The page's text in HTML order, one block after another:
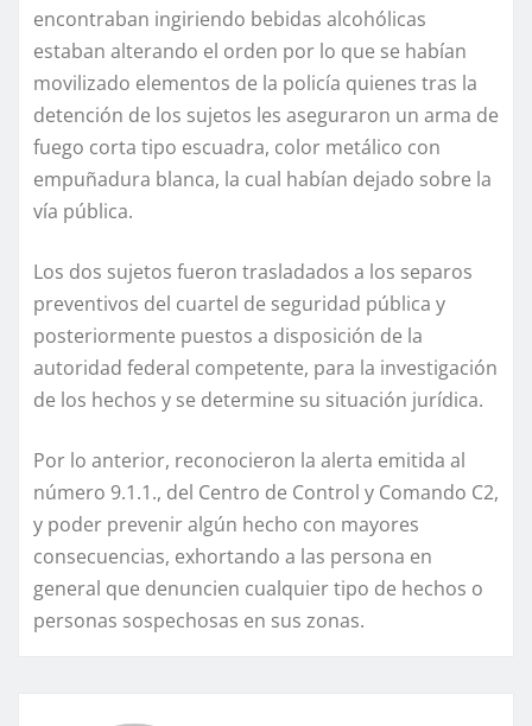
encontraban ingiriendo bebidas alcohólicas
estaban alterando el orden por lo que se habían
movilizado elementos de la policía quienes tras la
detención de los sujetos les aseguraron un arma de
fuego corta tipo escuadra, color metálico con
empuñadura blanca, la cual habían dejado sobre la
vía pública.
Los dos sujetos fueron trasladados a los separos
preventivos del cuartel de seguridad pública y
posteriormente puestos a disposición de la
autoridad federal competente, para la investigación
de los hechos y se determine su situación jurídica.
Por lo anterior, reconocieron la alerta emitida al
número 9.1.1., del Centro de Control y Comando C2,
y poder prevenir algún hecho con mayores
consecuencias, exhortando a las persona en
general que denuncien cualquier tipo de hechos o
personas sospechosas en sus zonas.